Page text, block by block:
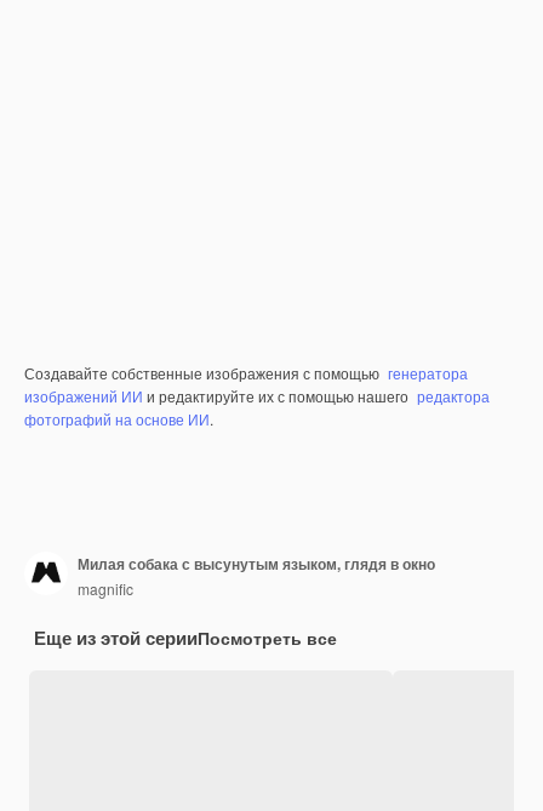
Создавайте собственные изображения с помощью генератора
изображений ИИ и редактируйте их с помощью нашего редактора
фотографий на основе ИИ.
Милая собака с высунутым языком, глядя в окно
magnific
Еще из этой серииПосмотреть все